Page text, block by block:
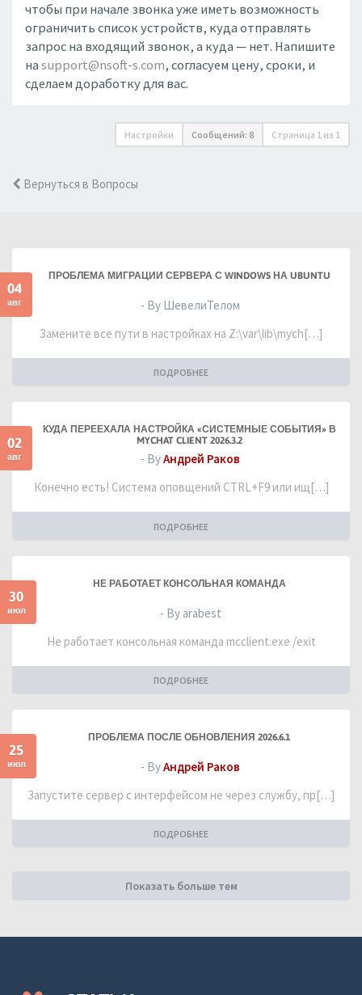
чтобы при начале звонка уже иметь возможность
ограничить список устройств, куда отправлять
запрос на входящий звонок, а куда — нет. Напишите
наsupport@nsoft-s.com, согласуем цену, сроки, и
сделаем доработку для вас.
Настройки Сообщений: 8 Страница 1 из 1
Вернуться в Вопросы
04
авг
ПРОБЛЕМА МИГРАЦИИ СЕРВЕРА С WINDOWS НА UBUNTU
- By ШевелиТелом
Замените все пути в настройках на Z:\var\lib\mych[…]
ПОДРОБНЕЕ
02
авг
КУДА ПЕРЕЕХАЛА НАСТРОЙКА «СИСТЕМНЫЕ СОБЫТИЯ» В
MYCHAT CLIENT 2026.3.2
- ByАндрей Раков
Конечно есть! Система оповщений CTRL+F9 или ищ[…]
ПОДРОБНЕЕ
30
июл
НЕ РАБОТАЕТ КОНСОЛЬНАЯ КОМАНДА
- By arabest
Не работает консольная команда mcclient.exe /exit
ПОДРОБНЕЕ
25
июл
ПРОБЛЕМА ПОСЛЕ ОБНОВЛЕНИЯ 2026.6.1
- ByАндрей Раков
Запустите сервер с интерфейсом не через службу, пр[…]
ПОДРОБНЕЕ
Показать больше тем